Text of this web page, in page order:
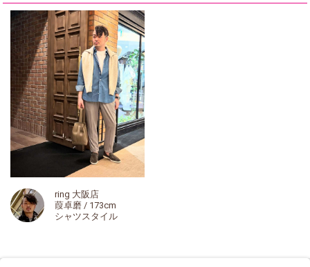
ring 大阪店
葭卓磨 / 173cm
シャツスタイル